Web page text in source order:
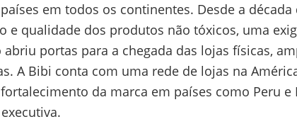
em todos os continentes. Desde a
e qualidade dos produtos não tóxicos, uma
portas para a chegada das lojas físicas,
A Bibi conta com uma rede de lojas na
da marca em países como Peru